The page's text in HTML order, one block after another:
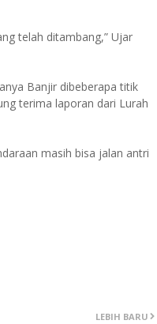
telah ditambang,” Ujar
Banjir dibeberapa titik
terima laporan dari Lurah
masih bisa jalan antri
LEBIH BARU